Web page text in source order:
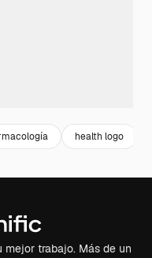
health logo
mejor trabajo. Más de un